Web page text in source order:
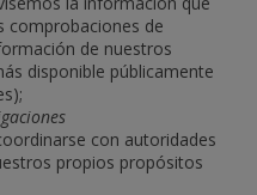
comprobaciones de
de nuestros
disponible públicamente
con autoridades
propios propósitos